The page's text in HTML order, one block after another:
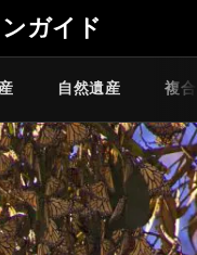
ガイド
自然遺産 複